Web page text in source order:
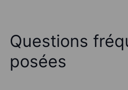
Questions
posées